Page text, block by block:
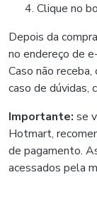
Clique no
Depois da
no endereço de
Caso não
caso de dúvidas,
Importante: se
Hotmart,
de pagamento.
acessados pela